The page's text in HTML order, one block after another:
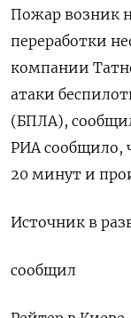
Пожар возник
переработки
компании
атаки
(БПЛА),
РИА сообщило,
20 минут и
Источник в
сообщил